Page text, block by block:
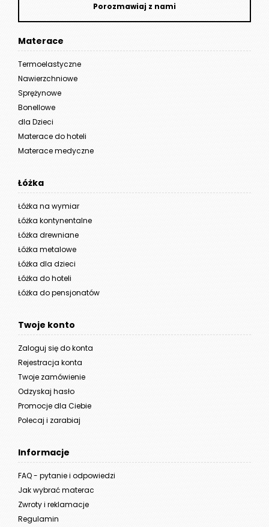
Porozmawiaj z nami
Materace
Termoelastyczne
Nawierzchniowe
Sprężynowe
Bonellowe
dla Dzieci
Materace do hoteli
Materace medyczne
Łóżka
Łóżka na wymiar
Łóżka kontynentalne
Łóżka drewniane
Łóżka metalowe
Łóżka dla dzieci
Łóżka do hoteli
Łóżka do pensjonatów
Twoje konto
Zaloguj się do konta
Rejestracja konta
Twoje zamówienie
Odzyskaj hasło
Promocje dla Ciebie
Polecaj i zarabiaj
Informacje
FAQ - pytanie i odpowiedzi
Jak wybrać materac
Zwroty i reklamacje
Regulamin